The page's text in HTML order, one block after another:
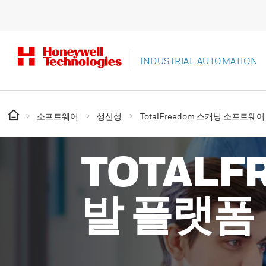
INDUSTRIAL AUTOMATION
소프트웨어 생산성 TotalFreedom 스캐닝 소프트웨
발 플랫폼